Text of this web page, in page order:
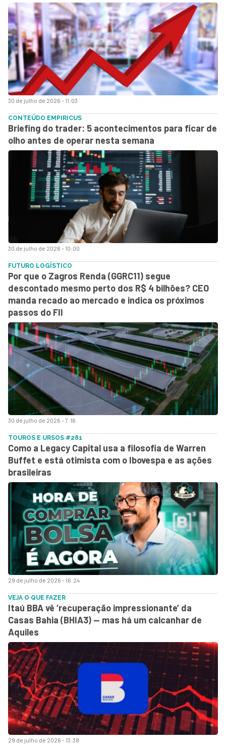
30 de julho de 2026 - 11:03
30 de julho de 2026 - 10:00
CONTEÚDO EMPIRICUS
Briefing do trader: 5 acontecimentos para ficar de
olho antes de operar nesta semana
30 de julho de 2026 - 7:16
FUTURO LOGÍSTICO
Por que o Zagros Renda (GGRC11) segue
descontado mesmo perto dos R$ 4 bilhões? CEO
manda recado ao mercado e indica os próximos
passos do FII
29 de julho de 2026 - 16:24
TOUROS E URSOS #281
Como a Legacy Capital usa a filosofia de Warren
Buffet e está otimista com o Ibovespa e as ações
brasileiras
29 de julho de 2026 - 13:38
VEJA O QUE FAZER
Itaú BBA vê ‘recuperação impressionante’ da
Casas Bahia (BHIA3) — mas há um calcanhar de
Aquiles